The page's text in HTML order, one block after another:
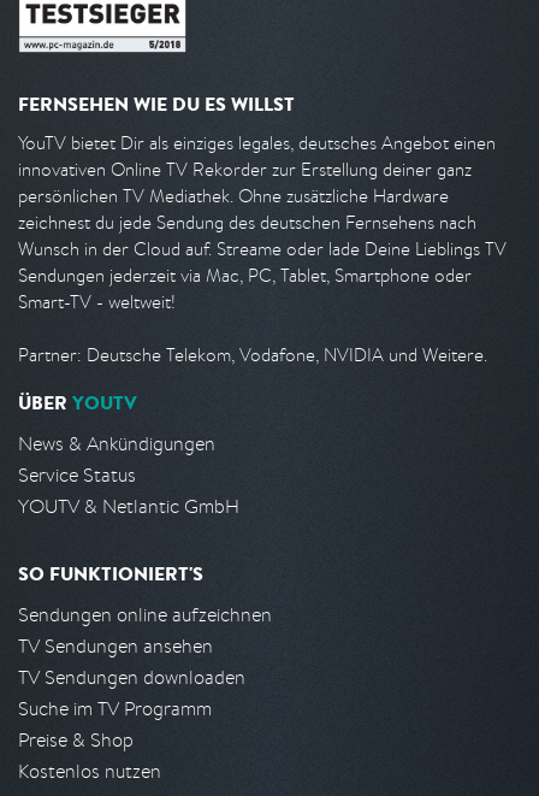
FERNSEHEN WIE DU ES WILLST
YouTV bietet Dir als einziges legales, deutsches Angebot einen
innovativen Online TV Rekorder zur Erstellung deiner ganz
persönlichen TV Mediathek. Ohne zusätzliche Hardware
zeichnest du jede Sendung des deutschen Fernsehens nach
Wunsch in der Cloud auf. Streame oder lade Deine Lieblings TV
Sendungen jederzeit via Mac, PC, Tablet, Smartphone oder
Smart-TV - weltweit!
Partner: Deutsche Telekom, Vodafone, NVIDIA und Weitere.
ÜBER YOUTV
News & Ankündigungen
Service Status
YOUTV & Netlantic GmbH
SO FUNKTIONIERT'S
Sendungen online aufzeichnen
TV Sendungen ansehen
TV Sendungen downloaden
Suche im TV Programm
Preise & Shop
Kostenlos nutzen